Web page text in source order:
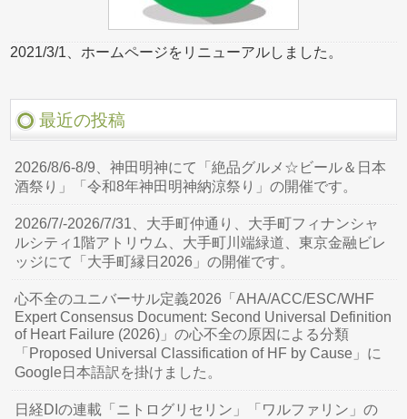
2021/3/1、ホームページをリニューアルしました。
最近の投稿
2026/8/6-8/9、神田明神にて「絶品グルメ☆ビール＆日本
酒祭り」「令和8年神田明神納涼祭り」の開催です。
2026/7/-2026/7/31、大手町仲通り、大手町フィナンシャ
ルシティ1階アトリウム、大手町川端緑道、東京金融ビレ
ッジにて「大手町縁日2026」の開催です。
心不全のユニバーサル定義2026「AHA/ACC/ESC/WHF
Expert Consensus Document: Second Universal Definition
of Heart Failure (2026)」の心不全の原因による分類
「Proposed Universal Classification of HF by Cause」に
Google日本語訳を掛けました。
日経DIの連載「ニトログリセリン」「ワルファリン」の